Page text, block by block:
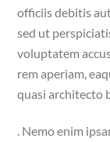
officiis debitis
sed ut
voluptatem
rem aperiam,
quasi architecto
. Nemo enim